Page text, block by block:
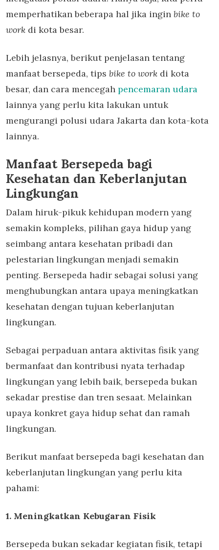
memperhatikan beberapa hal jika ingin bike to
work di kota besar.
Lebih jelasnya, berikut penjelasan tentang
manfaat bersepeda, tips bike to work di kota
besar, dan cara mencegah pencemaran udara
lainnya yang perlu kita lakukan untuk
mengurangi polusi udara Jakarta dan kota-kota
lainnya.
Manfaat Bersepeda bagi
Kesehatan dan Keberlanjutan
Lingkungan
Dalam hiruk-pikuk kehidupan modern yang
semakin kompleks, pilihan gaya hidup yang
seimbang antara kesehatan pribadi dan
pelestarian lingkungan menjadi semakin
penting. Bersepeda hadir sebagai solusi yang
menghubungkan antara upaya meningkatkan
kesehatan dengan tujuan keberlanjutan
lingkungan.
Sebagai perpaduan antara aktivitas fisik yang
bermanfaat dan kontribusi nyata terhadap
lingkungan yang lebih baik, bersepeda bukan
sekadar prestise dan tren sesaat. Melainkan
upaya konkret gaya hidup sehat dan ramah
lingkungan.
Berikut manfaat bersepeda bagi kesehatan dan
keberlanjutan lingkungan yang perlu kita
pahami:
1. Meningkatkan Kebugaran Fisik
Bersepeda bukan sekadar kegiatan fisik, tetapi